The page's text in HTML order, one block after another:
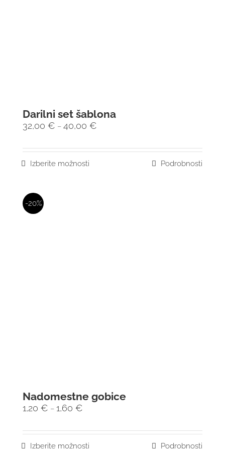
Darilni set šablona
32,00 € – 40,00 €
Izberite možnosti Podrobnosti
-20%
Nadomestne gobice
1,20 € – 1,60 €
Izberite možnosti Podrobnosti